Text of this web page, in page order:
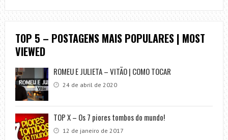
TOP 5 – POSTAGENS MAIS POPULARES | MOST
VIEWED
ROMEU E JULIETA – VITÃO | COMO TOCAR
24 de abril de 2020
TOP X – Os 7 piores tombos do mundo!
12 de janeiro de 2017